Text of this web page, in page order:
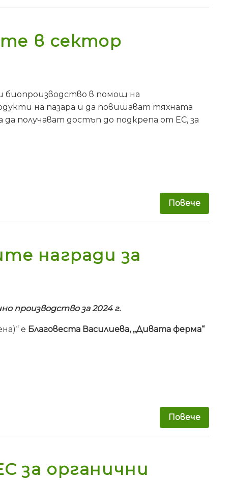
в сектор
биопроизводство в помощ на
на пазара и да повишават тяхната
получават достъп до подкрепа от ЕС, за
Повече
награди за
производство за 2024 г.
е Благовеста Василиева, „Дивата ферма“
Повече
за органични